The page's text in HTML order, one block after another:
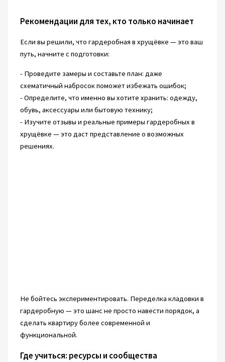
Рекомендации для тех, кто только начинает
Если вы решили, что гардеробная в хрущёвке — это ваш
путь, начните с подготовки:
- Проведите замеры и составьте план: даже
схематичный набросок поможет избежать ошибок;
- Определите, что именно вы хотите хранить: одежду,
обувь, аксессуары или бытовую технику;
- Изучите отзывы и реальные примеры гардеробных в
хрущёвке — это даст представление о возможных
решениях.
Не бойтесь экспериментировать. Переделка кладовки в
гардеробную — это шанс не просто навести порядок, а
сделать квартиру более современной и
функциональной.
Где учиться: ресурсы и сообщества